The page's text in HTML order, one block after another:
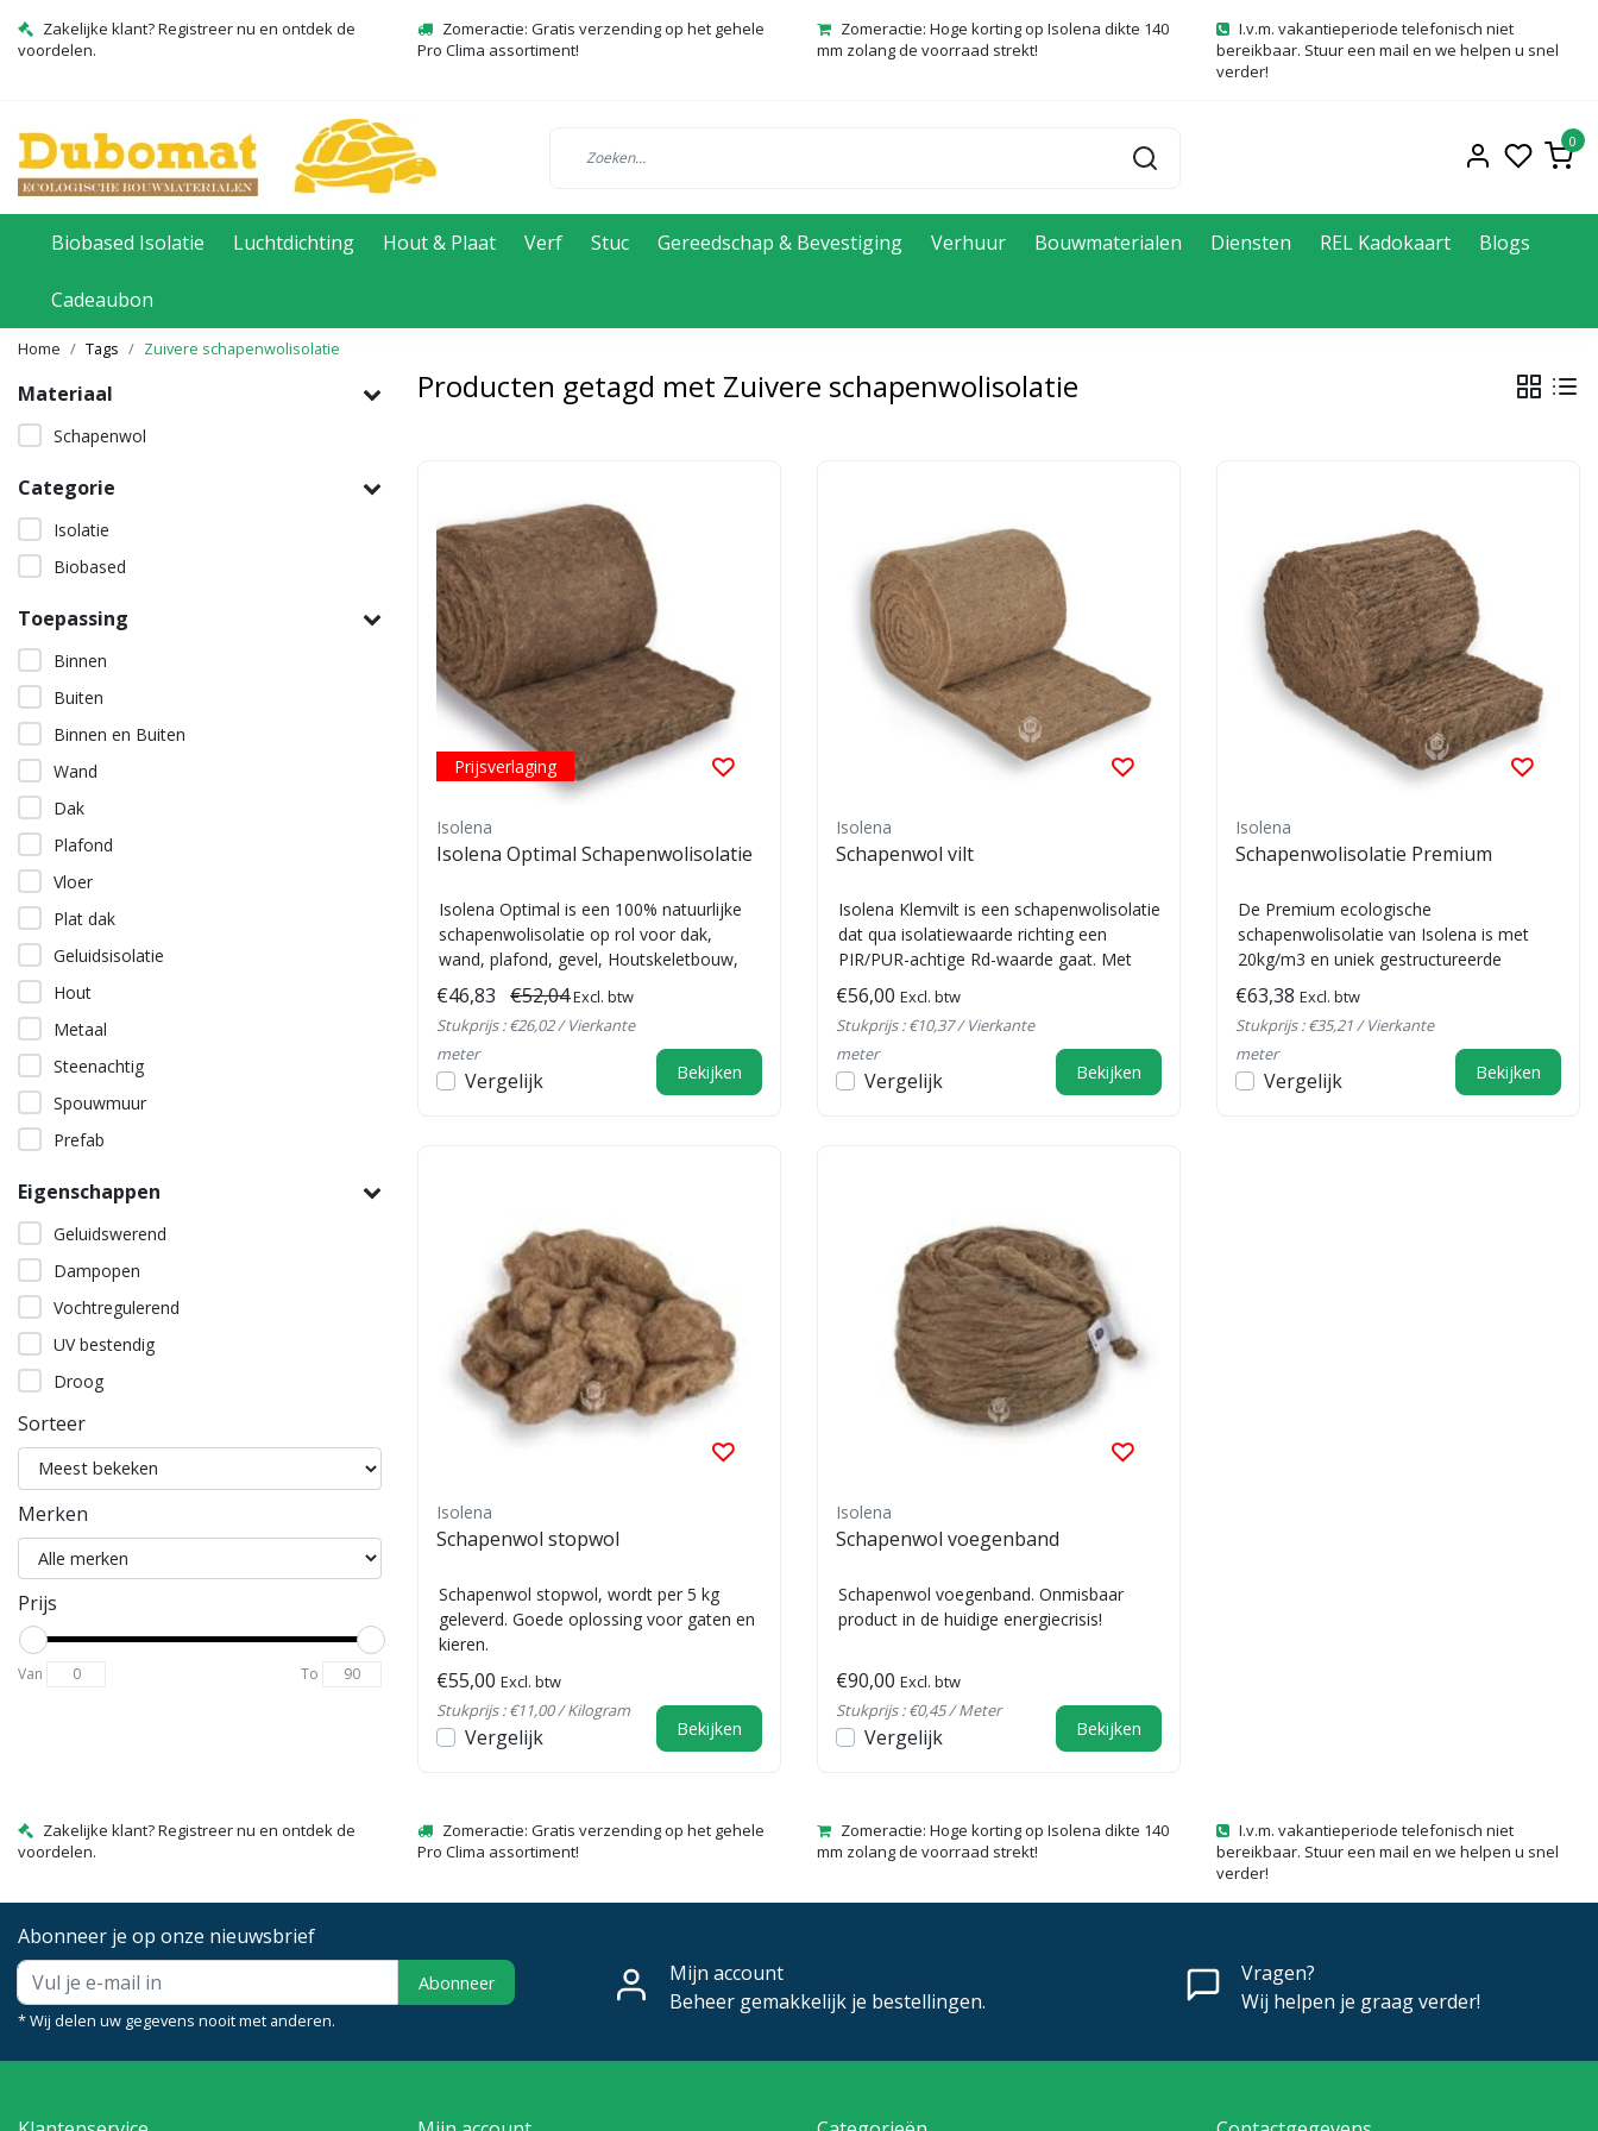
Zakelijke klant? Registreer nu en ontdek de
voordelen.
Zomeractie: Gratis verzending op het gehele
Pro Clima assortiment!
Zomeractie: Hoge korting op Isolena dikte 140
mm zolang de voorraad strekt!
I.v.m. vakantieperiode telefonisch niet
bereikbaar. Stuur een mail en we helpen u snel
verder!
0
Biobased Isolatie Luchtdichting Hout & Plaat Verf Stuc Gereedschap & Bevestiging Verhuur Bouwmaterialen Diensten REL Kadokaart Blogs
Cadeaubon
Home Tags Zuivere schapenwolisolatie
Materiaal
Schapenwol
Categorie
Isolatie
Biobased
Toepassing
Binnen
Buiten
Binnen en Buiten
Wand
Dak
Plafond
Vloer
Plat dak
Geluidsisolatie
Hout
Metaal
Steenachtig
Spouwmuur
Prefab
Eigenschappen
Geluidswerend
Dampopen
Vochtregulerend
UV bestendig
Droog
Sorteer
Merken
Prijs
Van To
Producten getagd met Zuivere schapenwolisolatie
Prijsverlaging
Isolena
Isolena Optimal Schapenwolisolatie
Isolena Optimal is een 100% natuurlijke
schapenwolisolatie op rol voor dak,
wand, plafond, gevel, Houtskeletbouw,
CLT, t...
€46,83 €52,04Excl. btw
Stukprijs : €26,02 / Vierkante
meter
Vergelijk Bekijken
Isolena
Schapenwol vilt
Isolena Klemvilt is een schapenwolisolatie
dat qua isolatiewaarde richting een
PIR/PUR-achtige Rd-waarde gaat. Met
deze ...
€56,00 Excl. btw
Stukprijs : €10,37 / Vierkante
meter
Vergelijk Bekijken
Isolena
Schapenwolisolatie Premium
De Premium ecologische
schapenwolisolatie van Isolena is met
20kg/m3 en uniek gestructureerde
opbouw een zeer hoogwaardi...
€63,38 Excl. btw
Stukprijs : €35,21 / Vierkante
meter
Vergelijk Bekijken
Isolena
Schapenwol stopwol
Schapenwol stopwol, wordt per 5 kg
geleverd. Goede oplossing voor gaten en
kieren.
€55,00 Excl. btw
Stukprijs : €11,00 / Kilogram
Vergelijk Bekijken
Isolena
Schapenwol voegenband
Schapenwol voegenband. Onmisbaar
product in de huidige energiecrisis!
€90,00 Excl. btw
Stukprijs : €0,45 / Meter
Vergelijk Bekijken
Zakelijke klant? Registreer nu en ontdek de
voordelen.
Zomeractie: Gratis verzending op het gehele
Pro Clima assortiment!
Zomeractie: Hoge korting op Isolena dikte 140
mm zolang de voorraad strekt!
I.v.m. vakantieperiode telefonisch niet
bereikbaar. Stuur een mail en we helpen u snel
verder!
Abonneer je op onze nieuwsbrief
Abonneer
* Wij delen uw gegevens nooit met anderen.
Mijn account
Beheer gemakkelijk je bestellingen.
Vragen?
Wij helpen je graag verder!